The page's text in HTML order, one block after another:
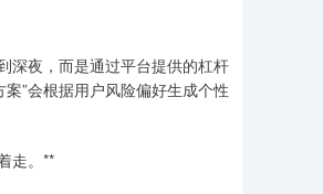
深夜，而是通过平台提供的杠杆
”会根据用户风险偏好生成个性
走。**